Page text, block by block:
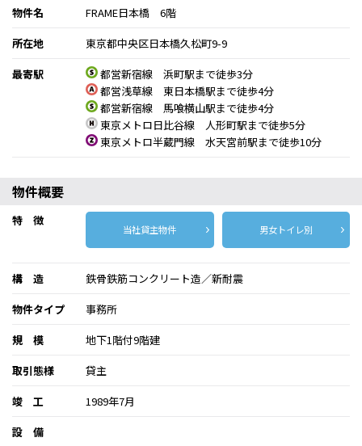
物件名
FRAME日本橋 6階
所在地
東京都中央区日本橋久松町9-9
最寄駅
都営新宿線 浜町駅まで徒歩3分
都営浅草線 東日本橋駅まで徒歩4分
都営新宿線 馬喰横山駅まで徒歩4分
東京メトロ日比谷線 人形町駅まで徒歩5分
東京メトロ半蔵門線 水天宮前駅まで徒歩10分
物件概要
特 徴
当社貸主物件 男女トイレ別
構 造
鉄骨鉄筋コンクリート造／新耐震
物件タイプ
事務所
規 模
地下1階付9階建
取引態様
貸主
竣 工
1989年7月
設 備